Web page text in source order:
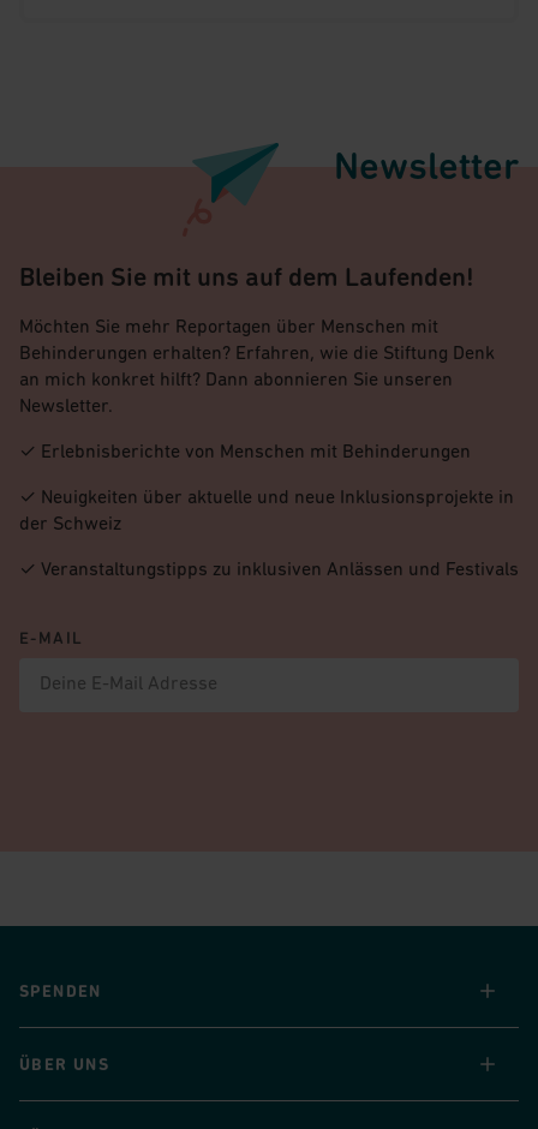
Newsletter
Bleiben Sie mit uns auf dem Laufenden!
Möchten Sie mehr Reportagen über Menschen mit
Behinderungen erhalten? Erfahren, wie die Stiftung Denk
an mich konkret hilft? Dann abonnieren Sie unseren
Newsletter.
✓ Erlebnisberichte von Menschen mit Behinderungen
✓ Neuigkeiten über aktuelle und neue Inklusionsprojekte in
der Schweiz
✓ Veranstaltungstipps zu inklusiven Anlässen und Festivals
E-MAIL
SPENDEN
ÜBER UNS